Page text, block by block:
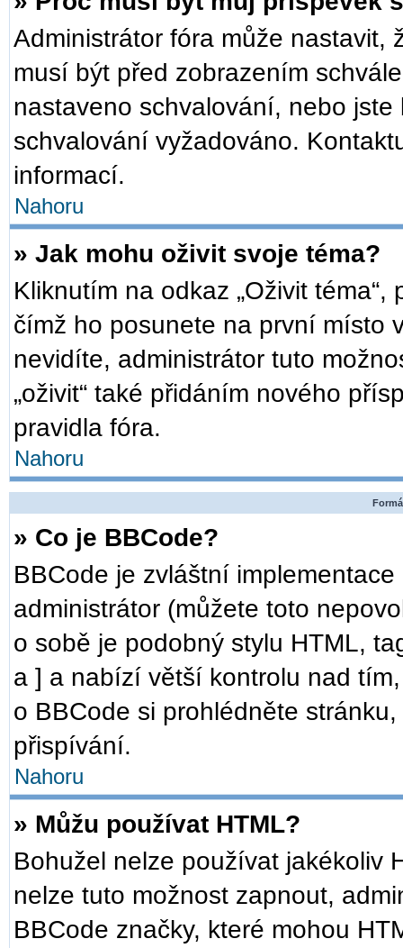
Administrátor fóra může nastavit,
musí být před zobrazením
nastaveno schvalování, nebo
schvalování vyžadováno.
informací.
Nahoru
» Jak mohu oživit svoje téma?
Kliknutím na odkaz „Oživit
čímž ho posunete na první místo
nevidíte, administrátor tuto
„oživit“ také přidáním nového
pravidla fóra.
Nahoru
» Co je BBCode?
BBCode je zvláštní
administrátor (můžete toto
o sobě je podobný stylu HTML,
a ] a nabízí větší kontrolu nad
o BBCode si prohlédněte
přispívání.
Nahoru
» Můžu používat HTML?
Bohužel nelze používat jakékoliv
nelze tuto možnost zapnout,
BBCode značky, které mohou